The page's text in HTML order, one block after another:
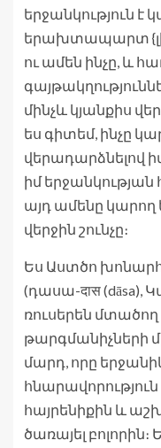
երջանկություն է
երախտապարտ
ու ամեն ինչը, և
մինչև կյանքիս
ես գիտեմ, ինչը
վերադարձնելով
իմ երջանկության
այդ ամենը կարող
վերջին շունչը։
Ես Աստծո
(դասա-दास (dāsa),
ռուսերեն
թարգմանիչների
մարդ, որը
հնարավորություն
հայրենիքին և
ծառայել